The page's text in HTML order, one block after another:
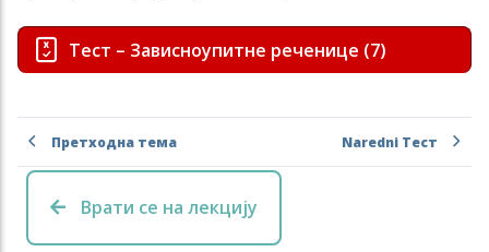
Тест – Зависноупитне реченице (7)
Претходна тема Naredni Тест
Врати се на лекцију